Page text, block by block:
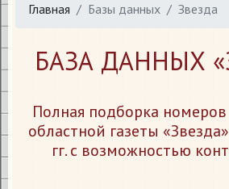
Главная Базы данных Звезда
БАЗА ДАННЫХ
Полная подборка
областной газеты
гг. с возможностью